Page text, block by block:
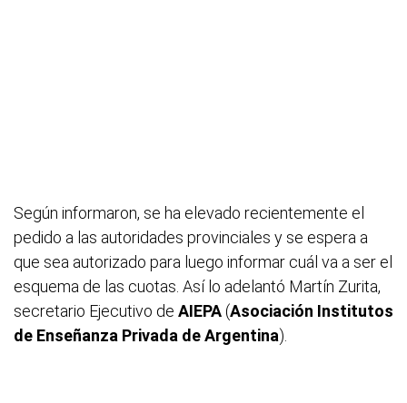
Según informaron, se ha elevado recientemente el
pedido a las autoridades provinciales y se espera a
que sea autorizado para luego informar cuál va a ser el
esquema de las cuotas. Así lo adelantó Martín Zurita,
secretario Ejecutivo de AIEPA (Asociación Institutos
de Enseñanza Privada de Argentina).